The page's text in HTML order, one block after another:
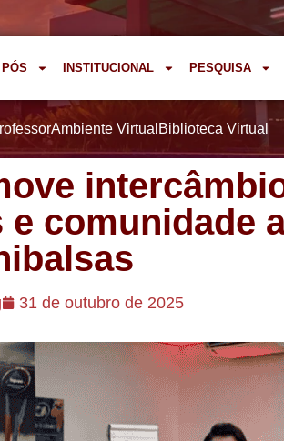
PÓS INSTITUCIONAL PESQUISA
Ambiente Virtual Biblioteca Virtual
comunidade
31 de outubro de 2025